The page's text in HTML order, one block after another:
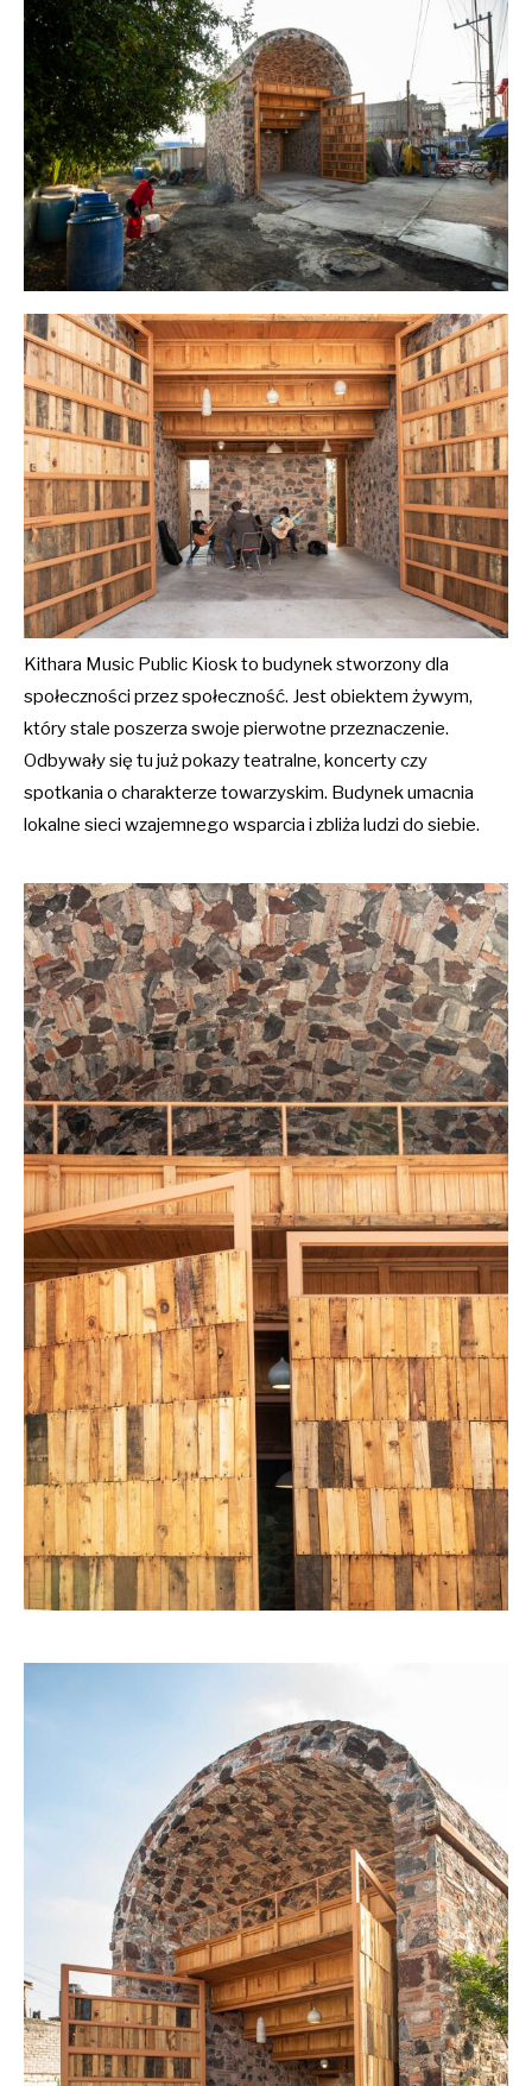
Kithara Music Public Kiosk to budynek stworzony dla
społeczności przez społeczność. Jest obiektem żywym,
który stale poszerza swoje pierwotne przeznaczenie.
Odbywały się tu już pokazy teatralne, koncerty czy
spotkania o charakterze towarzyskim. Budynek umacnia
lokalne sieci wzajemnego wsparcia i zbliża ludzi do siebie.